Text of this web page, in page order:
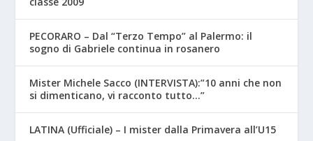
PECORARO – Dal “Terzo Tempo” al Palermo: il
sogno di Gabriele continua in rosanero
Mister Michele Sacco (INTERVISTA):”10 anni che non
si dimenticano, vi racconto tutto…”
LATINA (Ufficiale) – I mister dalla Primavera all’U15